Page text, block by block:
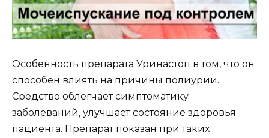
Особенность препарата Уринастоп в том, что он
способен влиять на причины полиурии.
Средство облегчает симптоматику
заболеваний, улучшает состояние здоровья
пациента. Препарат показан при таких